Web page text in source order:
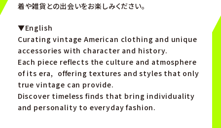
着や雑貨との出会いをお楽しみください。
▼English
Curating vintage American clothing and unique
accessories with character and history.
Each piece reflects the culture and atmosphere
of its era, offering textures and styles that only
true vintage can provide.
Discover timeless finds that bring individuality
and personality to everyday fashion.